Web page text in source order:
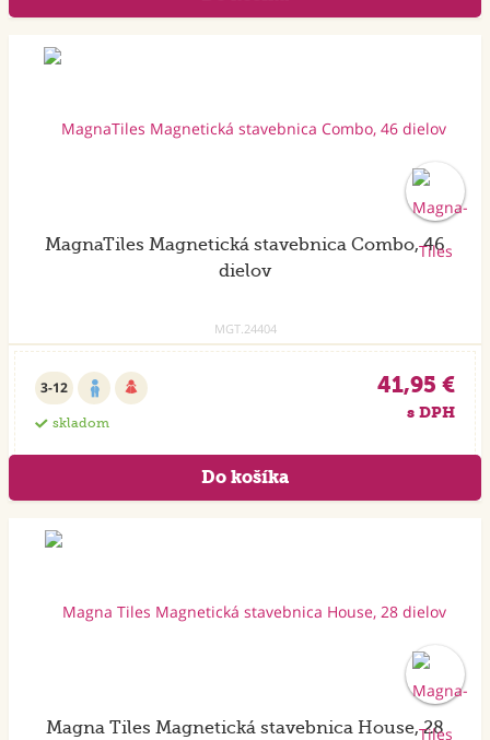
MagnaTiles Magnetická stavebnica Combo, 46
dielov
MGT.24404
3-12
skladom
41,95 €
s DPH
Magna Tiles Magnetická stavebnica House, 28